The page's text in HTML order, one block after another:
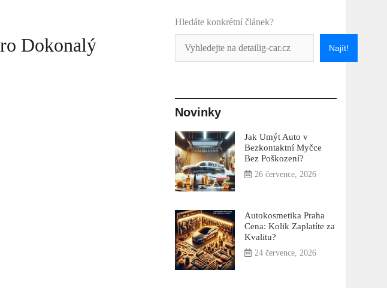
Dokonalý
Hledáte konkrétní článek?
Najít!
Novinky
Jak Umýt Auto v
Bezkontaktní Myčce
Bez Poškození?
26 července, 2026
Autokosmetika Praha
Cena: Kolik Zaplatíte za
Kvalitu?
24 července, 2026